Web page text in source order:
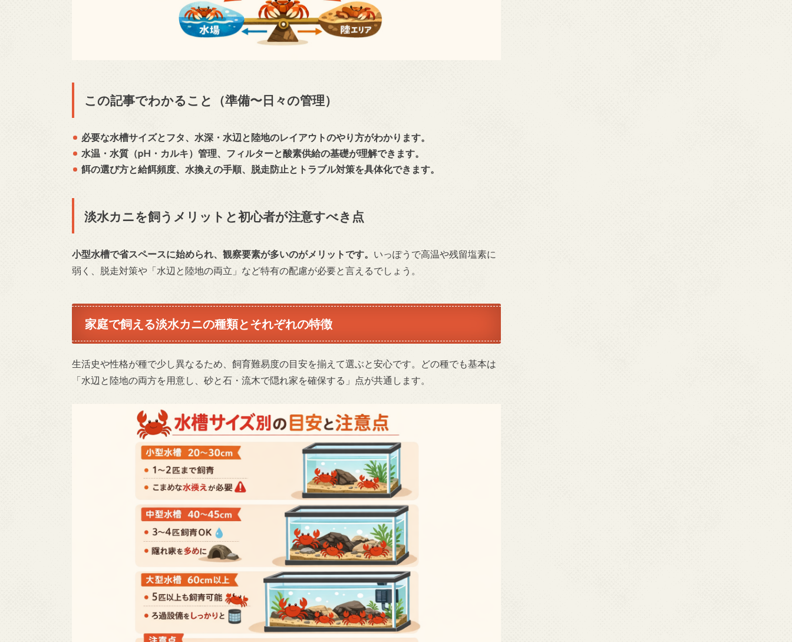
この記事でわかること（準備〜日々の管理）
必要な水槽サイズとフタ、水深・水辺と陸地のレイアウトのやり方がわかります。
水温・水質（pH・カルキ）管理、フィルターと酸素供給の基礎が理解できます。
餌の選び方と給餌頻度、水換えの手順、脱走防止とトラブル対策を具体化できます。
淡水カニを飼うメリットと初心者が注意すべき点
小型水槽で省スペースに始められ、観察要素が多いのがメリットです。 いっぽうで高温や残留塩素に
弱く、脱走対策や「水辺と陸地の両立」など特有の配慮が必要と言えるでしょう。
家庭で飼える淡水カニの種類とそれぞれの特徴
生活史や性格が種で少し異なるため、飼育難易度の目安を揃えて選ぶと安心です。どの種でも基本は
「水辺と陸地の両方を用意し、砂と石・流木で隠れ家を確保する」点が共通します。